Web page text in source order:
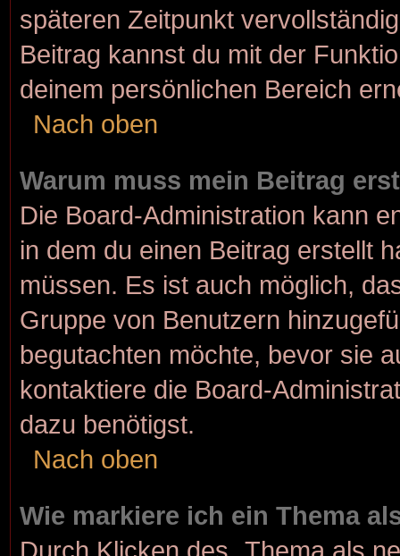
späteren Zeitpunkt
Beitrag kannst du mit der
deinem persönlichen Bereich
Nach oben
Warum muss mein Beitrag
Die Board-Administration kann
in dem du einen Beitrag erstellt
müssen. Es ist auch möglich,
Gruppe von Benutzern
begutachten möchte, bevor sie
kontaktiere die Board-
dazu benötigst.
Nach oben
Wie markiere ich ein Thema
Durch Klicken des „Thema als